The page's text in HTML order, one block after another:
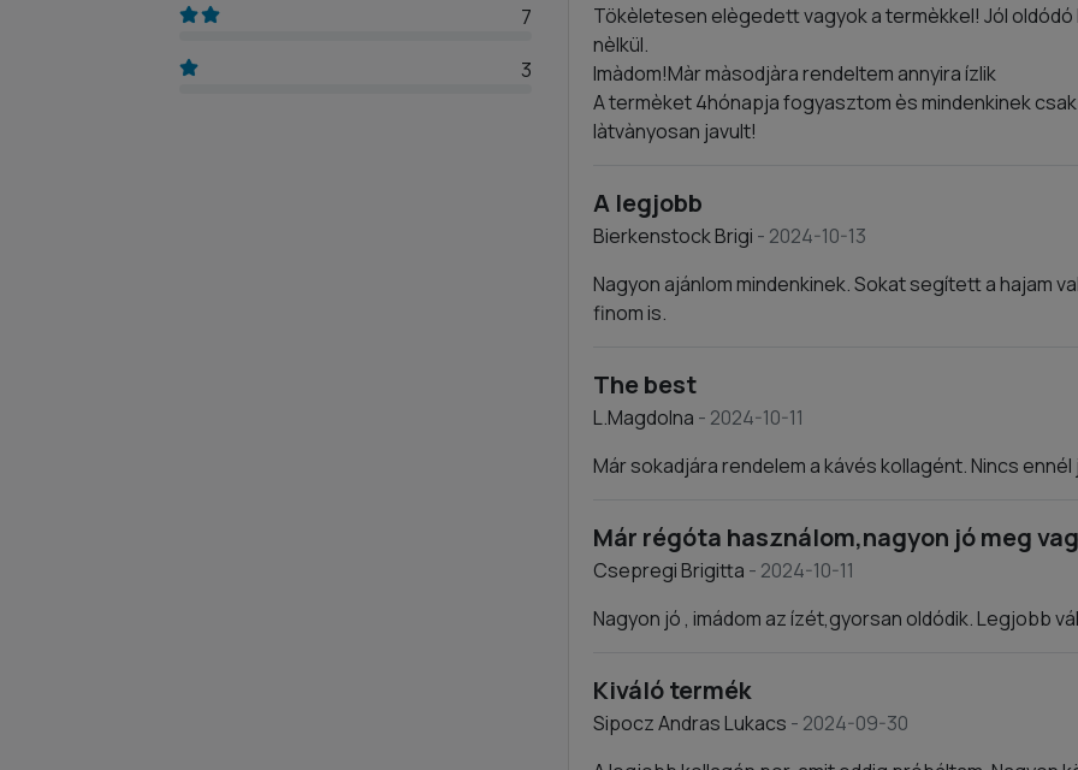
7
3
Tökèletesen elègedett vagyok a termèkkel! Jól oldódó
nèlkül.
Imàdom!Màr màsodjàra rendeltem annyira ízlik
A termèket 4hónapja fogyasztom ès mindenkinek
làtvànyosan javult!
A legjobb
Bierkenstock Brigi - 2024-10-13
Nagyon ajánlom mindenkinek. Sokat segített a hajam
finom is.
The best
L.Magdolna - 2024-10-11
Már sokadjára rendelem a kávés kollagént. Nincs ennél
Már régóta használom,nagyon jó meg
Csepregi Brigitta - 2024-10-11
Nagyon jó , imádom az ízét,gyorsan oldódik. Legjobb
Kiváló termék
Sipocz Andras Lukacs - 2024-09-30